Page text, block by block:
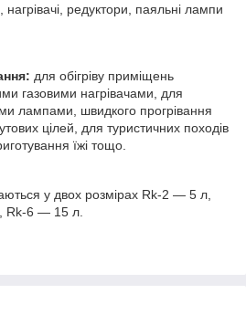
редуктори, паяльні лампи
для обігріву приміщень
газовими нагрівачами, для
лампами, швидкого прогрівання
цілей, для туристичних походів
їжі тощо.
у двох розмірах Rk-2 — 5 л,
Rk-6 — 15 л.